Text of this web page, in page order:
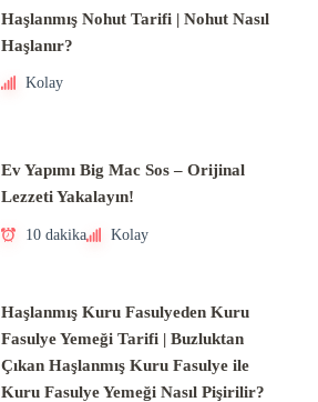
Haşlanmış Nohut Tarifi | Nohut Nasıl
Haşlanır?
Kolay
Ev Yapımı Big Mac Sos – Orijinal
Lezzeti Yakalayın!
10 dakika Kolay
Haşlanmış Kuru Fasulyeden Kuru
Fasulye Yemeği Tarifi | Buzluktan
Çıkan Haşlanmış Kuru Fasulye ile
Kuru Fasulye Yemeği Nasıl Pişirilir?